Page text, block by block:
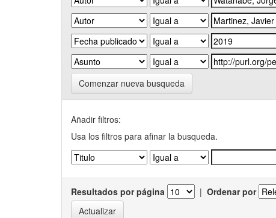
Comenzar nueva busqueda
Añadir filtros:
Usa los filtros para afinar la busqueda.
Resultados por página | Ordenar por